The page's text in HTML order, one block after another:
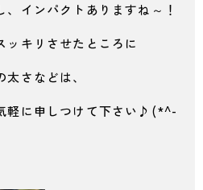
インパクトありますね～！
ッキリさせたところに
さなどは、
軽に申しつけて下さい♪(*^-